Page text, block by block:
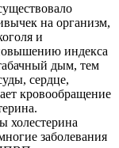
на организм,
и
индекса
дым, тем
сердце,
кровообращение
холестерина
заболевания